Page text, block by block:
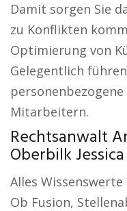
Damit sorgen Sie
zu Konflikten
Optimierung von
Gelegentlich
Mitarbeitern.
Rechtsanwalt
Oberbilk
Alles
Ob Fusion,